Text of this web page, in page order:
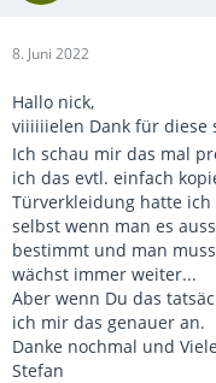
8. Juni 2022
Hallo nick,
viiiiiielen Dank für diese
Ich schau mir das mal
ich das evtl. einfach
Türverkleidung hatte
selbst wenn man es
bestimmt und man
wächst immer weiter...
Aber wenn Du das
ich mir das genauer an.
Danke nochmal und
Stefan